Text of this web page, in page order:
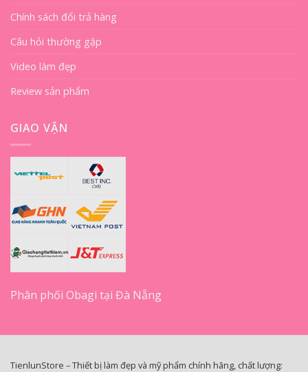
Chính sách đổi trả hàng
Câu hỏi thường gặp
Video làm đẹp
Review sản phẩm
GIAO VẬN
Phân phối Obagi tại Đà Nẵng
TienlunStore – Thiết bị làm đẹp và mỹ phẩm chính hãng, chất lượng: